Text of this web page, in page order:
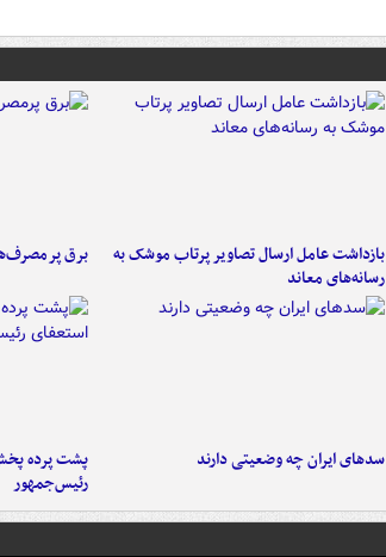
بازداشت عامل ارسال تصاویر پرتاب موشک به
رسانه‌های معاند
برق
سدهای ایران چه وضعیتی دارند
پشت پرده
رئیس‌جمهور